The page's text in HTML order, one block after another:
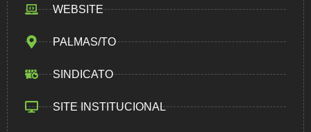
WEBSITE
PALMAS/TO
SINDICATO
SITE INSTITUCIONAL